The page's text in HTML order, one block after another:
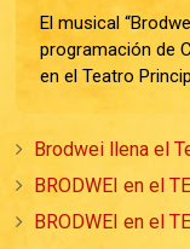
El musical
programación de
en el Teatro
Brodwei llena el
BRODWEI en el
BRODWEI en el